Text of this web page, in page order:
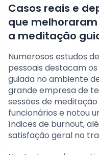
Casos reais e
que
a meditação
Numerosos estudos
pessoais destacam
guiada no ambiente
grande empresa de
sessões de
funcionários e notou
índices de burnout,
satisfação geral no